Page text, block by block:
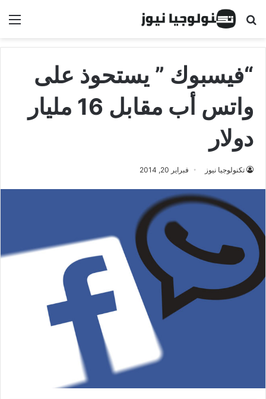
البحث عن
“فيسبوك ” يستحوذ على
واتس أب مقابل 16 مليار
دولار
تكنولوجيا نيوز فبراير 20, 2014